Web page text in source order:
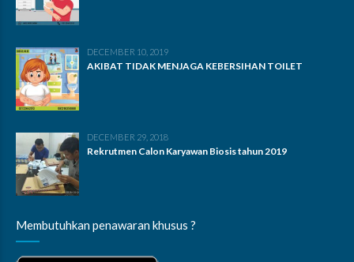
DECEMBER 10, 2019
AKIBAT TIDAK MENJAGA KEBERSIHAN TOILET
DECEMBER 29, 2018
Rekrutmen Calon Karyawan Biosis tahun 2019
Membutuhkan penawaran khusus ?